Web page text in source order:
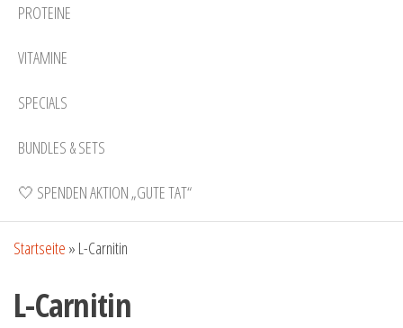
PROTEINE
VITAMINE
SPECIALS
BUNDLES & SETS
🤍 SPENDEN AKTION „GUTE TAT“
Startseite » L-Carnitin
L-Carnitin